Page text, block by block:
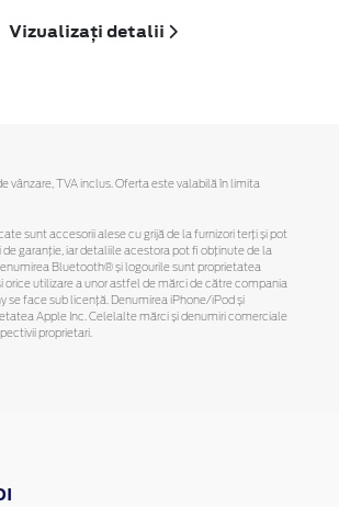
Vizualizați detalii
vânzare, TVA inclus. Oferta este valabilă în limita
sunt accesorii alese cu grijă de la furnizori terți și pot
garanție, iar detaliile acestora pot fi obținute de la
Bluetooth® și logourile sunt proprietatea
orice utilizare a unor astfel de mărci de către compania
se face sub licență. Denumirea iPhone/iPod și
Apple Inc. Celelalte mărci și denumiri comerciale
proprietari.